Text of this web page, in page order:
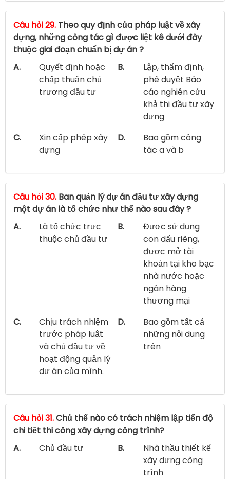
Câu hỏi 29. Theo quy định của pháp luật về xây
dựng, những công tác gì được liệt kê dưới đây
thuộc giai đoạn chuẩn bị dự án ?
A.
Quyết định hoặc
chấp thuận chủ
trương đầu tư
B.
Lập, thẩm định,
phê duyệt Báo
cáo nghiên cứu
khả thi đầu tư xây
dựng
C.
Xin cấp phép xây
dựng
D.
Bao gồm công
tác a và b
Câu hỏi 30. Ban quản lý dự án đầu tư xây dựng
một dự án là tổ chức như thế nào sau đây ?
A.
Là tổ chức trực
thuộc chủ đầu tư
B.
Được sử dụng
con dấu riêng,
được mở tài
khoản tại kho bạc
nhà nước hoặc
ngân hàng
thương mại
C.
Chịu trách nhiệm
trước pháp luật
và chủ đầu tư về
hoạt động quản lý
dự án của mình.
D.
Bao gồm tất cả
những nội dung
trên
Câu hỏi 31.Chủ thể nào có trách nhiệm lập tiến độ
chi tiết thi công xây dựng công trình?
A.
Chủ đầu tư B.
Nhà thầu thiết kế
xây dựng công
trình